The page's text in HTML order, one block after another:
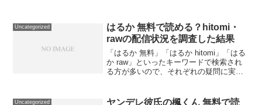
Uncategorized
はるか 無料で読める？hitomi・
rawの配信状況を調査した結果
「はるか 無料」「はるか hitomi」「はる
か raw」といったキーワードで検索され
る方が多いので、それぞれの疑問に実際
試し読みのみです。hitomiやrawで...
Uncategorized
ヤンデレ彼氏の楓くん 無料で読